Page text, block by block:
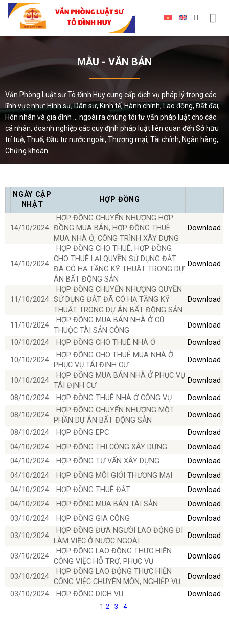
MẪU - VĂN BẢN
Văn Phòng Luật sư Tô Đình Huy cung cấp dịch vụ pháp lý trong các
lĩnh vực như: Hình sự, Dân sự, Kinh tế, Hành chính, Lao động, Đất đai,
Hôn nhân và gia đình ... ngoài ra chúng tôi tư vấn pháp luật cho các
cá nhân, doanh nghiệp các quy định pháp luật liên quan đến Sở hữu
trí tuệ, Thuế, Đầu tư nước ngoài, Thương mại, Tài chính, Ngân hàng,
Chứng khoán...
NGÀY CẬP
NHẬT
HỢP ĐỒNG
14/10/2024
HỢP ĐỒNG CHUYỂN NHƯỢNG HỢP
ĐỒNG MUA BÁN, HỢP ĐỒNG THUÊ
MUA NHÀ Ở, CÔNG TRÌNH XÂY DỰNG
Download
14/10/2024
HỢP ĐỒNG CHO THUÊ, HỢP ĐỒNG
CHO THUÊ LẠI QUYỀN SỬ DỤNG ĐẤT
ĐÃ CÓ HẠ TẦNG KỸ THUẬT TRONG DỰ
ÁN BẤT ĐỘNG SẢN
Download
11/10/2024
HỢP ĐỒNG CHUYỂN NHƯỢNG QUYỀN
SỬ DỤNG ĐẤT ĐÃ CÓ HẠ TẦNG KỸ
THUẬT TRONG DỰ ÁN BẤT ĐỘNG SẢN
Download
11/10/2024
HỢP ĐỒNG MUA BÁN NHÀ Ở CŨ
THUỘC TÀI SẢN CÔNG
Download
10/10/2024
HỢP ĐỒNG CHO THUÊ NHÀ Ở
Download
10/10/2024
HỢP ĐỒNG CHO THUÊ MUA NHÀ Ở
PHỤC VỤ TÁI ĐỊNH CƯ
Download
10/10/2024
HỢP ĐỒNG MUA BÁN NHÀ Ở PHỤC VỤ
TÁI ĐỊNH CƯ
Download
08/10/2024
HỢP ĐỒNG THUÊ NHÀ Ở CÔNG VỤ
Download
08/10/2024
HỢP ĐỒNG CHUYỂN NHƯỢNG MỘT
PHẦN DỰ ÁN BẤT ĐỘNG SẢN
Download
08/10/2024
HỢP ĐỒNG EPC
Download
04/10/2024
HỢP ĐỒNG THI CÔNG XÂY DỰNG
Download
04/10/2024
HỢP ĐỒNG TƯ VẤN XÂY DỰNG
Download
04/10/2024
HỢP ĐỒNG MÔI GIỚI THƯƠNG MẠI
Download
04/10/2024
HỢP ĐỒNG THUÊ ĐẤT
Download
04/10/2024
HỢP ĐỒNG MUA BÁN TÀI SẢN
Download
03/10/2024
HỢP ĐỒNG GIA CÔNG
Download
03/10/2024
HỢP ĐỒNG ĐƯA NGƯỜI LAO ĐỘNG ĐI
LÀM VIỆC Ở NƯỚC NGOÀI
Download
03/10/2024
HỢP ĐỒNG LAO ĐỘNG THỰC HIỆN
CÔNG VIỆC HỖ TRỢ, PHỤC VỤ
Download
03/10/2024
HỢP ĐỒNG LAO ĐỘNG THỰC HIỆN
CÔNG VIỆC CHUYÊN MÔN, NGHIỆP VỤ
Download
03/10/2024
HỢP ĐỒNG DỊCH VỤ Download
1 2 3 4